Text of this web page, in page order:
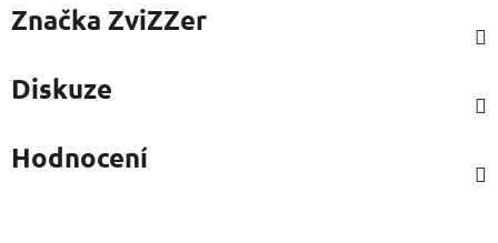
Značka ZviZZer
Diskuze
Hodnocení